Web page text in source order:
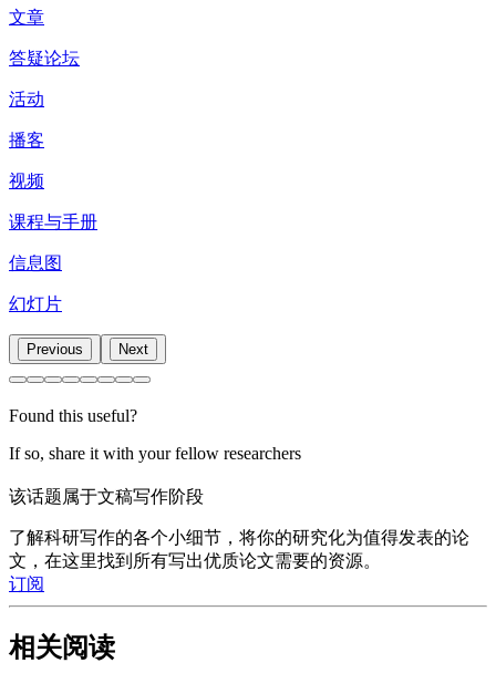
文章
答疑论坛
活动
播客
视频
课程与手册
信息图
幻灯片
Previous Next
Found this useful?
If so, share it with your fellow researchers
该话题属于文稿写作阶段
了解科研写作的各个小细节，将你的研究化为值得发表的论
文，在这里找到所有写出优质论文需要的资源。
订阅
相关阅读